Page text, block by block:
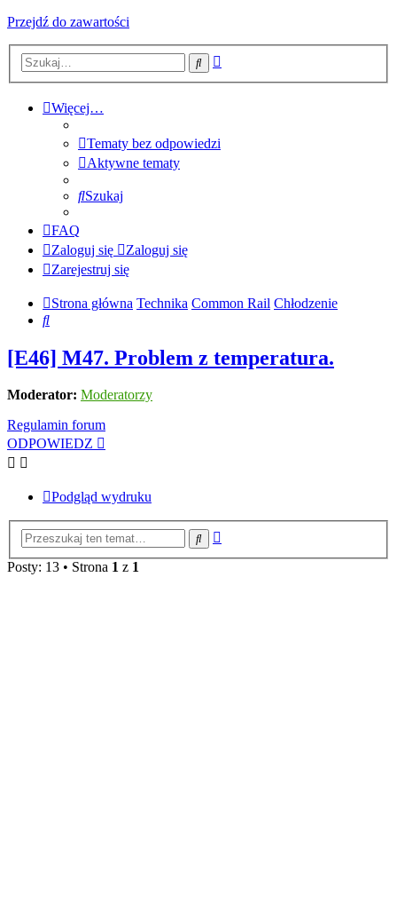
Przejdź do zawartości
Szukaj
Więcej…
Tematy bez odpowiedzi
Aktywne tematy
Szukaj
FAQ
Zaloguj się
Zaloguj się
Zarejestruj się
Strona główna Technika Common Rail Chłodzenie
Szukaj
[E46] M47. Problem z temperatura.
Moderator: Moderatorzy
Regulamin forum
ODPOWIEDZ
Podgląd wydruku
Szukaj
Posty: 13 • Strona 1 z 1